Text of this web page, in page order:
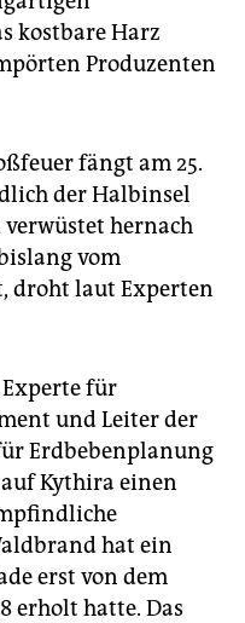
kostbare Harz
Produzenten
fängt am 25.
der Halbinsel
verwüstet hernach
vom
droht laut Experten
Experte für
und Leiter der
Erdbebenplanung
Kythira einen
hat ein
erst von dem
erholt hatte. Das